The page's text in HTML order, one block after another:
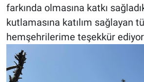
farkında olmasına katkı
kutlamasına katılım sağlayan
hemşehrilerime teşekkür